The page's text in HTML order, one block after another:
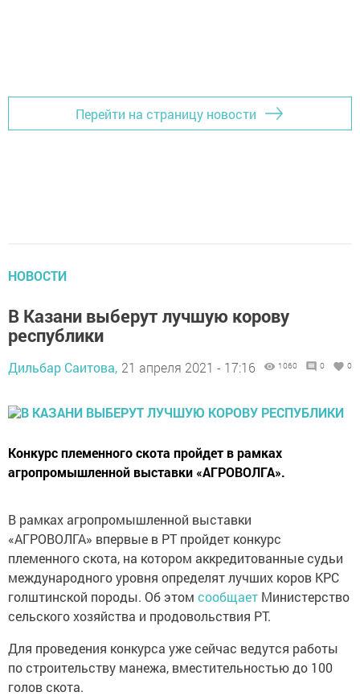
Перейти на страницу новости
НОВОСТИ
В Казани выберут лучшую корову
республики
Дильбар Саитова, 21 апреля 2021 - 17:16 1060 0 0
Конкурс племенного скота пройдет в рамках
агропромышленной выставки «АГРОВОЛГА».
В рамках агропромышленной выставки
«АГРОВОЛГА» впервые в РТ пройдет конкурс
племенного скота, на котором аккредитованные судьи
международного уровня определят лучших коров КРС
голштинской породы. Об этом сообщает Министерство
сельского хозяйства и продовольствия РТ.
Для проведения конкурса уже сейчас ведутся работы
по строительству манежа, вместительностью до 100
голов скота.